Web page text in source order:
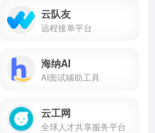
云队友
远程接单平台
海纳AI
AI面试辅助工具
云工网
全球人才共享服务平台